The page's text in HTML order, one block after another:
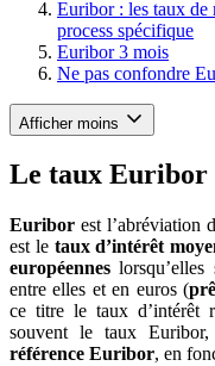
Euribor : les taux de
process spécifique
Euribor 3 mois
Ne pas confondre
Afficher moins
Le taux
Euribor est l’abréviation
est le taux d’intérêt
européennes lorsqu’elles
entre elles et en euros (
ce titre le taux d’intérêt
souvent le taux
référence Euribor, en